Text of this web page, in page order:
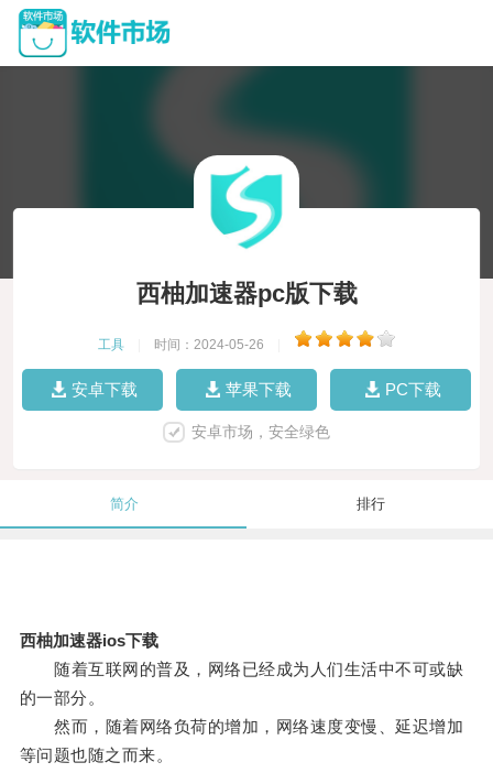
西柚加速器pc版下载
工具 时间：2024-05-26
安卓下载 苹果下载 PC下载
安卓市场，安全绿色
简介 排行
西柚加速器ios下载
随着互联网的普及，网络已经成为人们生活中不可或缺
的一部分。
然而，随着网络负荷的增加，网络速度变慢、延迟增加
等问题也随之而来。